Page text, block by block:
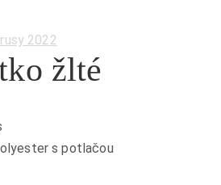
2022
žlté
s potlačou